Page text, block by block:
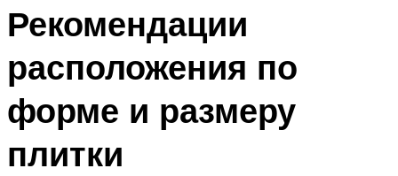
Рекомендации
расположения по
форме и размеру
плитки